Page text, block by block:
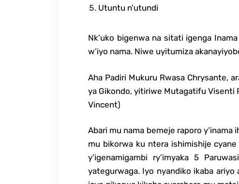
Utuntu n’utundi
Nk’uko bigenwa na sitati igenga
w’iyo nama. Niwe uyitumiza
Aha Padiri Mukuru Rwasa Chrysante,
ya Gikondo, yitiriwe Mutagatifu Visenti
Vincent)
Abari mu nama bemeje raporo
mu bikorwa ku ntera ishimishije
y’igenamigambi ry’imyaka 5
yategurwaga. Iyo nyandiko ikaba ariyo